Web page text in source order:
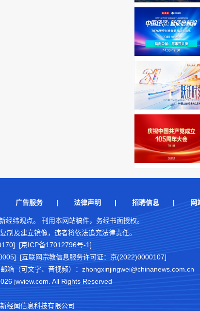
广告服务| 法律声明 | 招聘信息 | 网
经纬观点。 刊用本网站稿件，务经书面授权。
制及建立镜像，违者将依法追究法律责任。
[京ICP备17012796号-1]
[互联网宗教信息服务许可证：京(2022)0000107]
箱（可文字、音视频）：zhongxinjingwei@chinanews.com.cn
jwview.com. All Rights Reserved
经闻信息科技有限公司